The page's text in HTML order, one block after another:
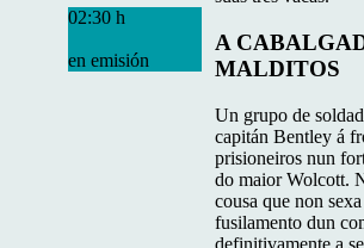
A
MALDITOS
Un grupo de
capitán Bentley á
prisioneiros nun
do maior Wolcott.
cousa que non
fusilamento dun
definitivamente a
02:30 h
en emisión